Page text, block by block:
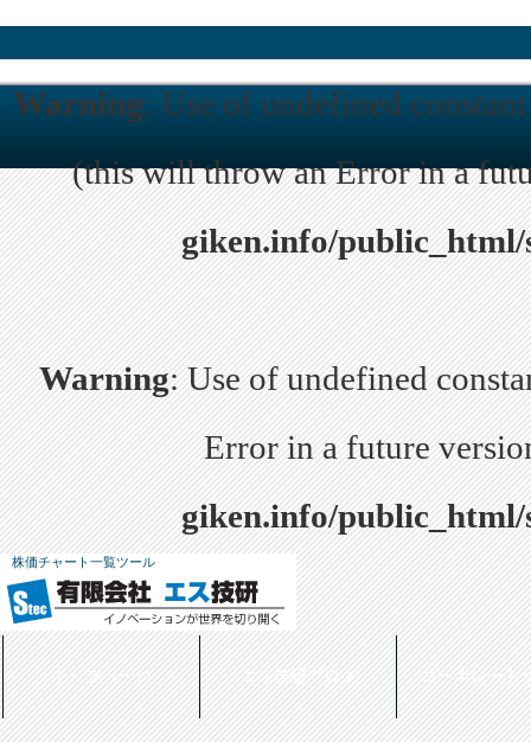
Warning: Use of undefined
(this will throw an Error in a
giken.info/
Warning: Use of undefined
Error in a future
giken.info/
株価チャート一覧ツール
トップページ エス技研ブログ コーポレート